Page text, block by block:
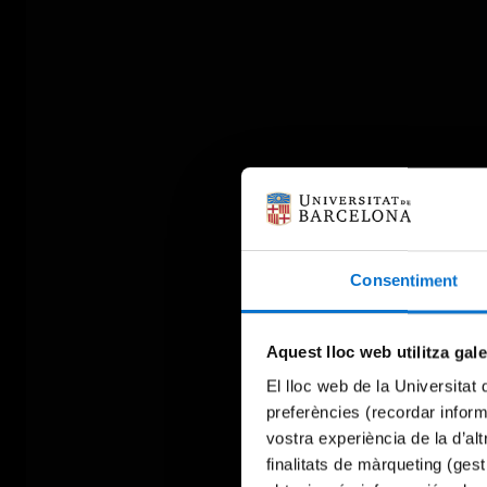
Consentiment
Aquest lloc web utilitza
El lloc web de la Universitat
preferències (recordar
vostra experiència de la
finalitats de màrqueting